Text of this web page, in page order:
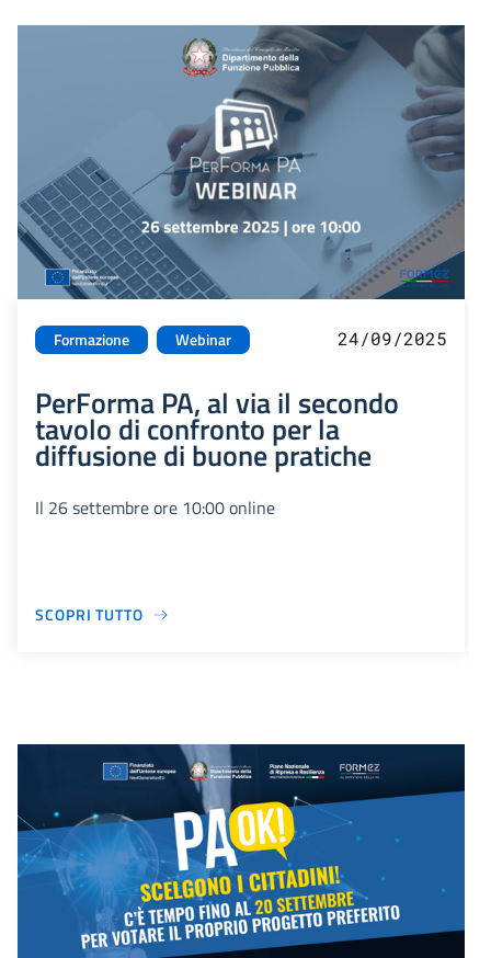
Formazione Webinar 24/09/2025
PerForma PA, al via il secondo
tavolo di confronto per la
diffusione di buone pratiche
Il 26 settembre ore 10:00 online
SCOPRI TUTTO